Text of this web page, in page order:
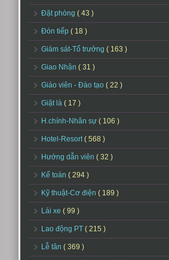
Đặt phòng ( 43 )
Đón tiếp ( 18 )
Giám sát-Tổ trưởng ( 163 )
Giao Nhận ( 31 )
Giáo viên - Đào tạo ( 22 )
Giặt là ( 17 )
H.chính-Nhân sự ( 106 )
Hotel-Resort( 568 )
Hướng dẫn viên ( 32 )
Kế toán ( 294 )
Kỹ thuật-Cơ điện ( 189 )
Lái xe ( 99 )
Lao động PT ( 215 )
Lễ tân ( 369 )